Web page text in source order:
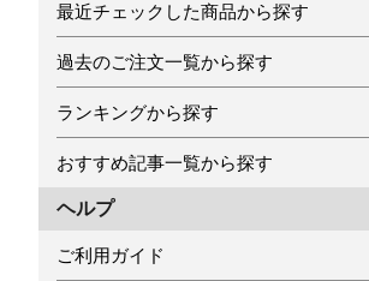
最近チェックした商品から探す
過去のご注文一覧から探す
ランキングから探す
おすすめ記事一覧から探す
ヘルプ
ご利用ガイド